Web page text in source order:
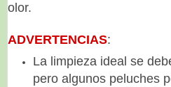
olor.
ADVERTENCIAS:
La limpieza ideal se
pero algunos peluches